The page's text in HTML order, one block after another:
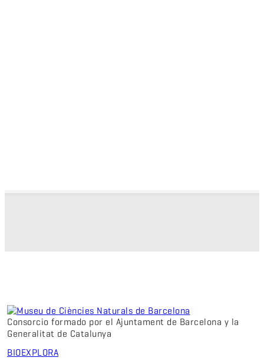
Consorcio formado por el Ajuntament de Barcelona y la
Generalitat de Catalunya
BIOEXPLORA